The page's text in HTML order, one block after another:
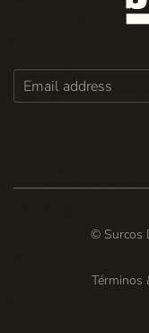
© Surcos
Términos